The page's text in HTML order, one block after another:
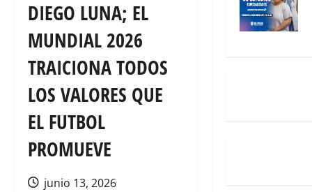
DIEGO LUNA; EL
MUNDIAL 2026
TRAICIONA TODOS
LOS VALORES QUE
EL FUTBOL
PROMUEVE
junio 13, 2026